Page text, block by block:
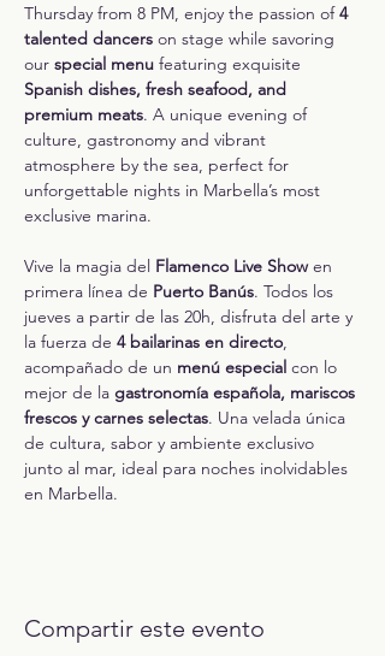
Thursday from 8 PM, enjoy the passion of 4
talented dancers on stage while savoring
our special menu featuring exquisite
Spanish dishes, fresh seafood, and
premium meats. A unique evening of
culture, gastronomy and vibrant
atmosphere by the sea, perfect for
unforgettable nights in Marbella’s most
exclusive marina.
Vive la magia del Flamenco Live Show en
primera línea de Puerto Banús. Todos los
jueves a partir de las 20h, disfruta del arte y
la fuerza de 4 bailarinas en directo,
acompañado de un menú especial con lo
mejor de la gastronomía española, mariscos
frescos y carnes selectas. Una velada única
de cultura, sabor y ambiente exclusivo
junto al mar, ideal para noches inolvidables
en Marbella.
Compartir este evento